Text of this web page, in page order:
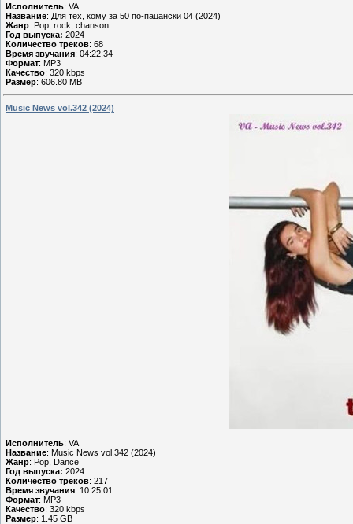
Исполнитель: VA
Название: Для тех, кому за 50 по-пацански 04 (2024)
Жанр: Pop, rock, chanson
Год выпуска: 2024
Количество треков: 68
Время звучания: 04:22:34
Формат: MP3
Качество: 320 kbps
Размер: 606.80 MB
Music News vol.342 (2024)
Исполнитель: VA
Название: Music News vol.342 (2024)
Жанр: Pop, Dance
Год выпуска: 2024
Количество треков: 217
Время звучания: 10:25:01
Формат: MP3
Качество: 320 kbps
Размер: 1.45 GB